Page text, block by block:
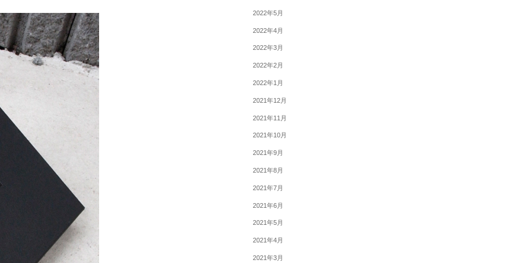
2022年5月
2022年4月
2022年3月
2022年2月
2022年1月
2021年12月
2021年11月
2021年10月
2021年9月
2021年8月
2021年7月
2021年6月
2021年5月
2021年4月
2021年3月